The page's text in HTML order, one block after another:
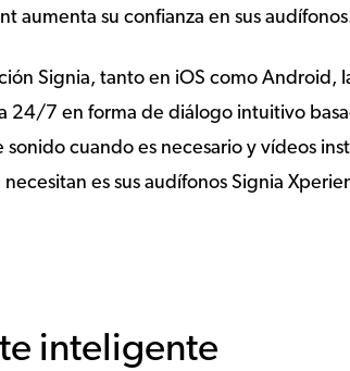
aumenta su confianza en sus
Signia, tanto en iOS como Android,
24/7 en forma de diálogo intuitivo
sonido cuando es necesario y vídeos
es sus audífonos Signia
inteligente